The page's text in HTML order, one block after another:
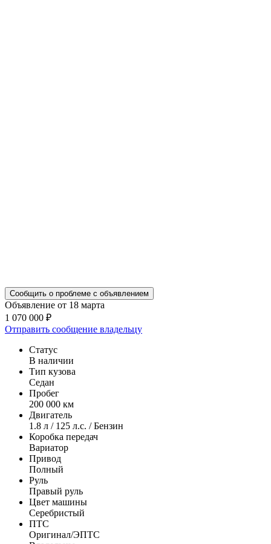
Сообщить о проблеме с объявлением
Объявление от 18 марта
1 070 000 ₽
Отправить сообщение владельцу
Статус
В наличии
Тип кузова
Седан
Пробег
200 000 км
Двигатель
1.8 л / 125 л.с. / Бензин
Коробка передач
Вариатор
Привод
Полный
Руль
Правый руль
Цвет машины
Серебристый
ПТС
Оригинал/ЭПТС